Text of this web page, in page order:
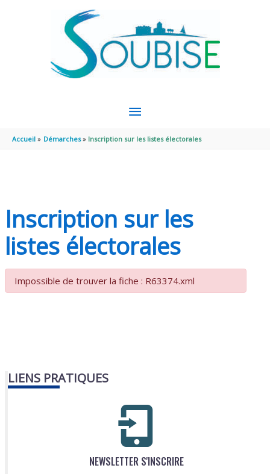
MENU
PRINCIPAL
Accueil Démarches Inscription sur les listes électorales
Inscription sur les
listes électorales
Impossible de trouver la fiche : R63374.xml
LIENS PRATIQUES
NEWSLETTER S'INSCRIRE